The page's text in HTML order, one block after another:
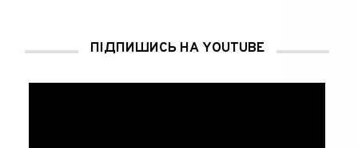
ПІДПИШИСЬ НА YOUTUBE